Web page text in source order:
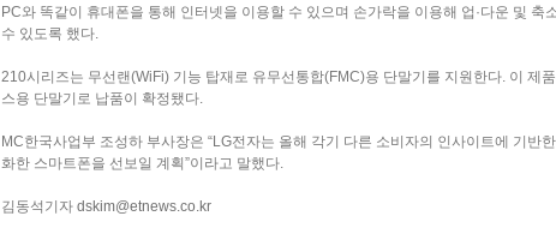
PC와 똑같이 휴대폰을 통해 인터넷을 이용할 수 있으며 손가락을 이용해 업·다운 및 축
수 있도록 했다.
210시리즈는 무선랜(WiFi) 기능 탑재로 유무선통합(FMC)용 단말기를 지원한다. 이 제
스용 단말기로 납품이 확정됐다.
MC한국사업부 조성하 부사장은 “LG전자는 올해 각기 다른 소비자의 인사이트에 기반
화한 스마트폰을 선보일 계획”이라고 말했다.
김동석기자 dskim@etnews.co.kr